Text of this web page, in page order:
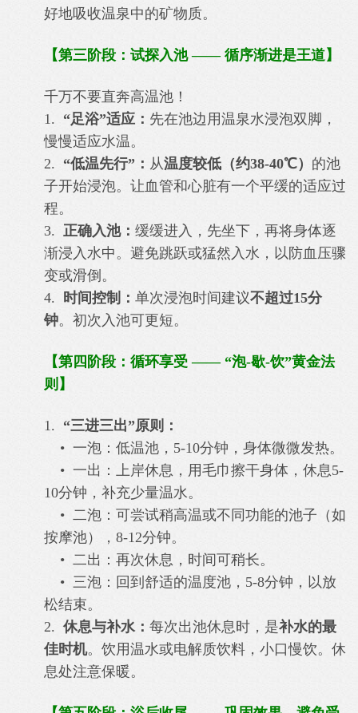
好地吸收温泉中的矿物质。
【第三阶段：试探入池 —— 循序渐进是王道】
千万不要直奔高温池！
1. “足浴”适应： 先在池边用温泉水浸泡双脚，
慢慢适应水温。
2. “低温先行”： 从温度较低（约38-40℃） 的池
子开始浸泡。让血管和心脏有一个平缓的适应过
程。
3. 正确入池： 缓缓进入，先坐下，再将身体逐
渐浸入水中。避免跳跃或猛然入水，以防血压骤
变或滑倒。
4. 时间控制： 单次浸泡时间建议不超过15分
钟。初次入池可更短。
【第四阶段：循环享受 —— “泡-歇-饮”黄金法
则】
1. “三进三出”原则：
• 一泡：低温池，5-10分钟，身体微微发热。
• 一出：上岸休息，用毛巾擦干身体，休息5-
10分钟，补充少量温水。
• 二泡：可尝试稍高温或不同功能的池子（如
按摩池），8-12分钟。
• 二出：再次休息，时间可稍长。
• 三泡：回到舒适的温度池，5-8分钟，以放
松结束。
2. 休息与补水： 每次出池休息时，是补水的最
佳时机。饮用温水或电解质饮料，小口慢饮。休
息处注意保暖。